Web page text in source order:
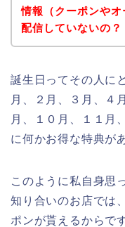
情報（クーポンや
配信していないの？
誕生日ってその人に
月、２月、３月、４
月、１０月、１１月
に何かお得な特典が
このように私自身思
知り合いのお店では
ポンが貰えるからで